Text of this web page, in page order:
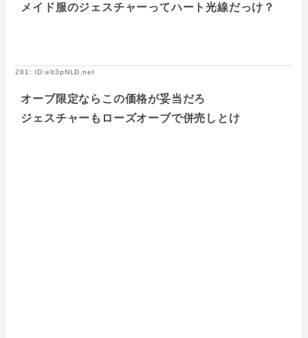
メイド服のジェスチャーってハート光線だっけ？
281: ID:eIt3pNLD.net
オーブ限定ならこの価格が妥当だろ
ジェスチャーもローズオーブで併売しとけ